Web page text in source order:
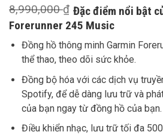
8,990,000₫ Đặc điểm nổi bật
Forerunner 245 Music
Đồng hồ thông minh Garmin
thể thao, theo dõi sức khỏe.
Đồng bộ hóa với các dịch vụ
Spotify, để dễ dàng lưu trữ và
của bạn ngay từ đồng hồ của bạn.
Điều khiển nhạc, lưu trữ tối đa